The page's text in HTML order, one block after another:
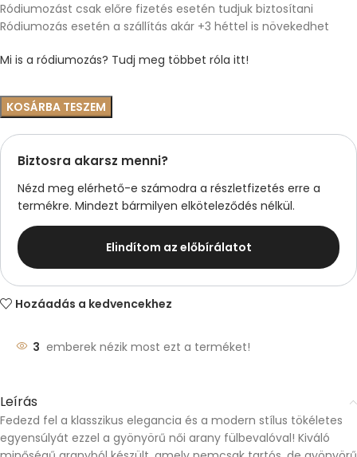
Ródiumozást csak előre fizetés esetén tudjuk biztosítani
Ródiumozás esetén a szállítás akár +3 héttel is növekedhet
Mi is a ródiumozás? Tudj meg többet róla itt!
KOSÁRBA TESZEM
Biztosra akarsz menni?
Nézd meg elérhető-e számodra a részletfizetés erre a
termékre. Mindezt bármilyen elköteleződés nélkül.
Elindítom az előbírálatot
Hozáadás a kedvencekhez
3 emberek nézik most ezt a terméket!
Leírás
Fedezd fel a klasszikus elegancia és a modern stílus tökéletes
egyensúlyát ezzel a gyönyörű női arany fülbevalóval! Kiváló